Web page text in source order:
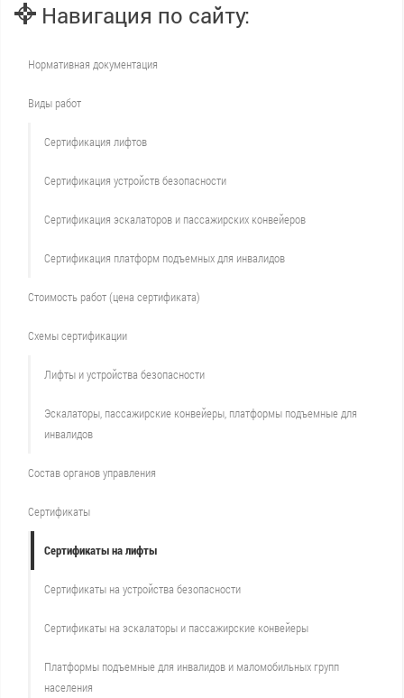
Навигация по сайту:
Нормативная документация
Виды работ
Сертификация лифтов
Сертификация устройств безопасности
Сертификация эскалаторов и пассажирских конвейеров
Сертификация платформ подъемных для инвалидов
Стоимость работ (цена сертификата)
Схемы сертификации
Лифты и устройства безопасности
Эскалаторы, пассажирские конвейеры, платформы подъемные для
инвалидов
Состав органов управления
Сертификаты
Сертификаты на лифты
Сертификаты на устройства безопасности
Сертификаты на эскалаторы и пассажирские конвейеры
Платформы подъемные для инвалидов и маломобильных групп
населения